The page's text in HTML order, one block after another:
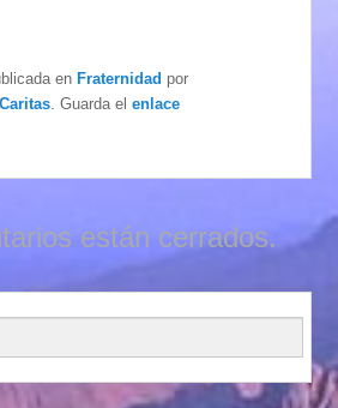
enFraternidad por
. Guarda elenlace
están cerrados.